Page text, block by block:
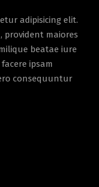
adipisicing elit.
provident maiores
beatae iure
ipsam
consequuntur